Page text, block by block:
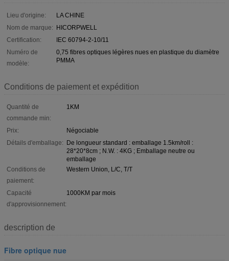
Lieu d'origine:
LA CHINE
Nom de marque: HICORPWELL
Certification:
IEC 60794-2-10/11
Numéro de
modèle:
0,75 fibres optiques légères nues en plastique du diamètre
PMMA
Conditions de paiement et expédition
Quantité de
commande min:
1KM
Prix:
Négociable
Détails d'emballage: De longueur standard : emballage 1.5km/roll :
28*20*8cm ; N.W. : 4KG ; Emballage neutre ou
emballage
Conditions de
paiement:
Western Union, L/C, T/T
Capacité
d'approvisionnement:
1000KM par mois
description de
Fibre optique nue